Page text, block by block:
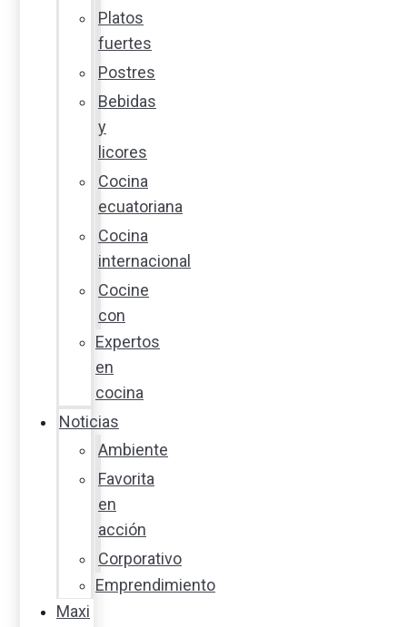
Platos
fuertes
Postres
Bebidas
y
licores
Cocina
ecuatoriana
Cocina
internacional
Cocine
con
Expertos
en
cocina
Noticias
Ambiente
Favorita
en
acción
Corporativo
Emprendimiento
Maxi